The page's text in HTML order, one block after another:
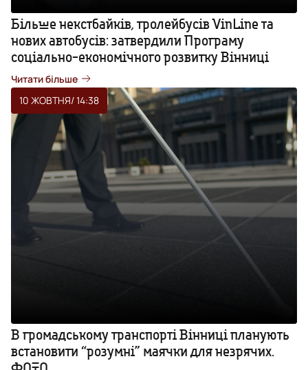
Більше некстбайків, тролейбусів VinLine та
нових автобусів: затвердили Програму
соціально-економічного розвитку Вінниці
Читати більше
10 ЖОВТНЯ/ 14:38
В громадському транспорті Вінниці планують
встановити “розумні” маячки для незрячих.